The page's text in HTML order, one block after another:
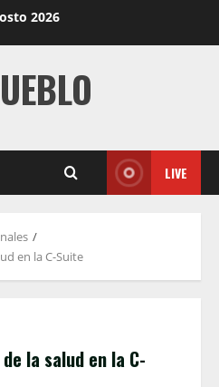
2026
LIVE
en la C-Suite
la salud en la C-